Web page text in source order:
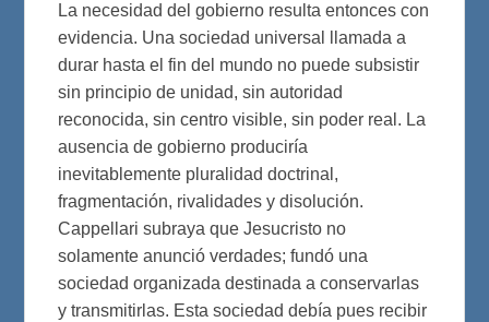
La necesidad del gobierno resulta entonces con
evidencia. Una sociedad universal llamada a
durar hasta el fin del mundo no puede subsistir
sin principio de unidad, sin autoridad
reconocida, sin centro visible, sin poder real. La
ausencia de gobierno produciría
inevitablemente pluralidad doctrinal,
fragmentación, rivalidades y disolución.
Cappellari subraya que Jesucristo no
solamente anunció verdades; fundó una
sociedad organizada destinada a conservarlas
y transmitirlas. Esta sociedad debía pues recibir